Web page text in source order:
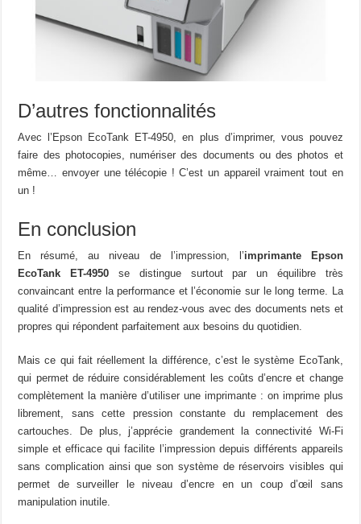
D’autres fonctionnalités
Avec l’Epson EcoTank ET-4950, en plus d’imprimer, vous pouvez
faire des photocopies, numériser des documents ou des photos et
même… envoyer une télécopie ! C’est un appareil vraiment tout en
un !
En conclusion
En résumé, au niveau de l’impression, l’imprimante Epson
EcoTank ET-4950 se distingue surtout par un équilibre très
convaincant entre la performance et l’économie sur le long terme. La
qualité d’impression est au rendez-vous avec des documents nets et
propres qui répondent parfaitement aux besoins du quotidien.
Mais ce qui fait réellement la différence, c’est le système EcoTank,
qui permet de réduire considérablement les coûts d’encre et change
complètement la manière d’utiliser une imprimante : on imprime plus
librement, sans cette pression constante du remplacement des
cartouches. De plus, j’apprécie grandement la connectivité Wi-Fi
simple et efficace qui facilite l’impression depuis différents appareils
sans complication ainsi que son système de réservoirs visibles qui
permet de surveiller le niveau d’encre en un coup d’œil sans
manipulation inutile.